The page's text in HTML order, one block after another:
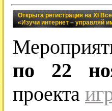
Открыта регистрация на XI
«Изучи интернет – управляй
по 22
проекта